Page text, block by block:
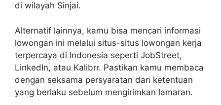
di wilayah Sinjai.
Alternatif lainnya, kamu bisa mencari informasi
lowongan ini melalui situs-situs lowongan kerja
terpercaya di Indonesia seperti JobStreet,
LinkedIn, atau Kalibrr. Pastikan kamu membaca
dengan seksama persyaratan dan ketentuan
yang berlaku sebelum mengirimkan lamaran.